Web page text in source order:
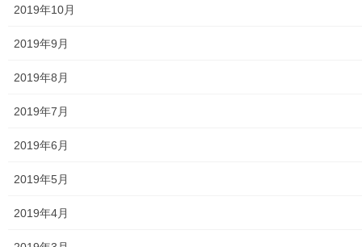
多摩地方の明治維新は」
2019年10月
2019年9月
2019年8月
2019年7月
2019年6月
2019年5月
2019年4月